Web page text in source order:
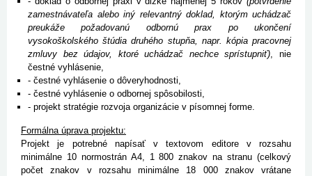
zamestnávateľa alebo iný relevantný doklad, ktorým uchádzač
preukáže požadovanú odbornú prax po ukončení
vysokoškolského štúdia druhého stupňa, napr. kópia pracovnej
zmluvy bez údajov, ktoré uchádzač nechce sprístupniť), nie
čestné vyhlásenie,
- čestné vyhlásenie o dôveryhodnosti,
- čestné vyhlásenie o odbornej spôsobilosti,
- projekt stratégie rozvoja organizácie v písomnej forme.
Formálna úprava projektu:
Projekt je potrebné napísať v textovom editore v rozsahu
minimálne 10 normostrán A4, 1 800 znakov na stranu (celkový
počet znakov v rozsahu minimálne 18 000 znakov vrátane